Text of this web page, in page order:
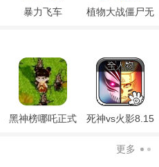
暴力飞车
植物大战僵尸无
黑神榜哪吒正式
死神vs火影8.15
更多